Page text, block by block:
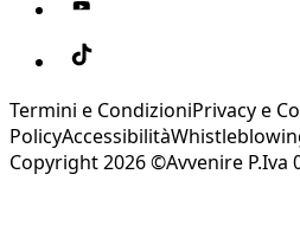
Termini e CondizioniPrivacy e
PolicyAccessibilità
Copyright 2026 ©Avvenire P.Iva